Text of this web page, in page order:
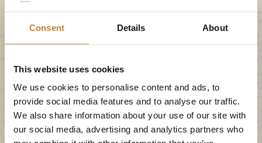
Consent Details About
This website uses cookies
We use cookies to personalise content and ads, to
provide social media features and to analyse our traffic.
We also share information about your use of our site with
our social media, advertising and analytics partners who
Pizza- pannenkoekenbakker | Seizoen
2026